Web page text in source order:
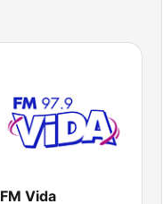
FM Vida